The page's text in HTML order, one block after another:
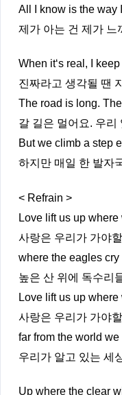
All I know is the way
제가 아는 건 제가 느
When it‘s real, I
진짜라고 생각될 땐
The road is long.
갈 길은 멀어요. 우리
But we climb a step
하지만 매일 한 발자
< Refrain >
Love lift us up
사랑은 우리가 가야
where the eagles
높은 산 위에 독수리
Love lift us up
사랑은 우리가 가야
far from the world
우리가 알고 있는 세
Up where the clear